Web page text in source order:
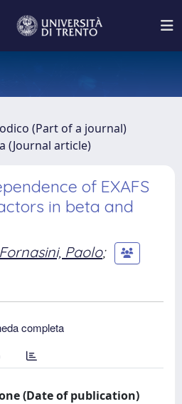
(Part of a journal)
(Journal article)
of EXAFS
in beta and
Fornasini, Paolo;
completa
(Date of publication)